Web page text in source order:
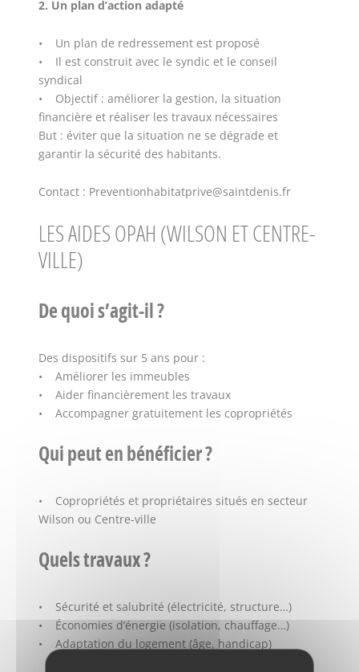
2. Un plan d’action adapté
• Un plan de redressement est proposé
• Il est construit avec le syndic et le conseil
syndical
• Objectif : améliorer la gestion, la situation
financière et réaliser les travaux nécessaires
But : éviter que la situation ne se dégrade et
garantir la sécurité des habitants.
Contact : Preventionhabitatprive@saintdenis.fr
LES AIDES OPAH (WILSON ET CENTRE-
VILLE)
De quoi s’agit-il ?
Des dispositifs sur 5 ans pour :
• Améliorer les immeubles
• Aider financièrement les travaux
• Accompagner gratuitement les copropriétés
Qui peut en bénéficier ?
• Copropriétés et propriétaires situés en secteur
Wilson ou Centre-ville
Quels travaux ?
• Sécurité et salubrité (électricité, structure…)
• Économies d’énergie (isolation, chauffage…)
• Adaptation du logement (âge, handicap)